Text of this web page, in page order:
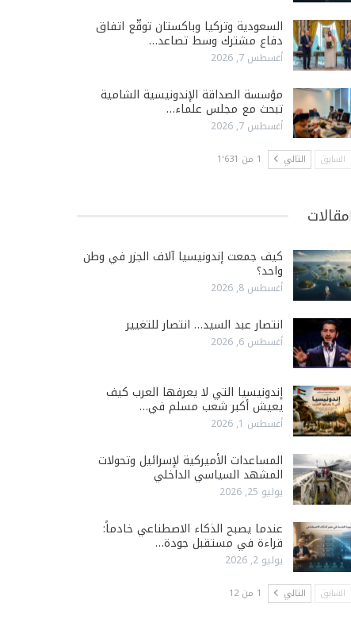
السعودية وتركيا وباكستان توقّع اتفاق
دفاع مشترك وسط تصاعد…
أغسطس 7, 2026
مؤسسة الصداقة الإندونيسية الشامية
تبحث مع مجلس علماء…
أغسطس 7, 2026
السابق التالي 1 من 1٬631
مقالات
كيف جمعت إندونيسيا آلاف الجزر في وطن
واحد؟
أغسطس 8, 2026
انتصار عبد السيد… انتصار للتغيير
أغسطس 6, 2026
إندونيسيا التي لا يعرفها العرب كيف
يعيش أكبر شعب مسلم في…
أغسطس 1, 2026
المساعدات الأميركية لإسرائيل وتحولات
المشهد السياسي الداخلي
يوليو 25, 2026
عندما يصبح الذكاء الاصطناعي خادماً:
قراءة في مستقبل جودة…
يوليو 2, 2026
السابق التالي 1 من 12